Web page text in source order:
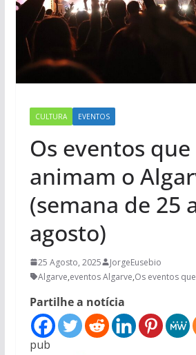
CULTURA EVENTOS
Os eventos que
animam o
(semana de 25
agosto)
25 Agosto, 2025
JorgeEusebio
Algarve,eventos Algarve,Os eventos
Partilhe a notícia
pub